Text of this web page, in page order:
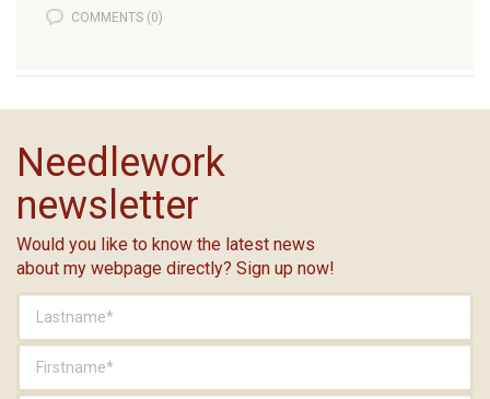
COMMENTS (0)
Needlework
newsletter
Would you like to know the latest news
about my webpage directly? Sign up now!